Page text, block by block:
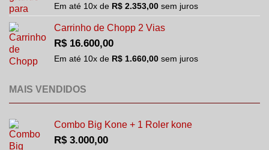
Em até 10x de R$ 2.353,00 sem juros
Carrinho de Chopp 2 Vias
R$16.600,00
Em até 10x de R$ 1.660,00 sem juros
MAIS VENDIDOS
Combo Big Kone + 1 Roler kone
R$3.000,00